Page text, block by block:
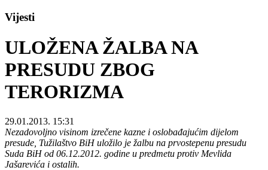
Vijesti
ULOŽENA ŽALBA NA
PRESUDU ZBOG
TERORIZMA
29.01.2013. 15:31
Nezadovoljno visinom izrečene kazne i oslobađajućim dijelom
presude, Tužilaštvo BiH uložilo je žalbu na prvostepenu presudu
Suda BiH od 06.12.2012. godine u predmetu protiv Mevlida
Jašarevića i ostalih.